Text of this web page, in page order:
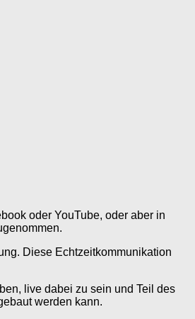
oder YouTube, oder aber in
Diese Echtzeitkommunikation
live dabei zu sein und Teil des
werden kann.